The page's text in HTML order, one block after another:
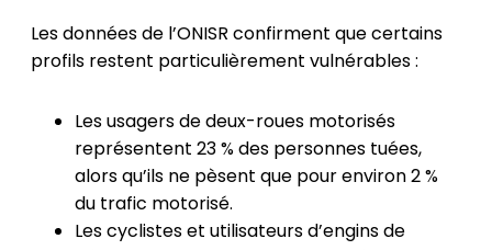
Les données de l’ONISR confirment que certains
profils restent particulièrement vulnérables :
Les usagers de deux-roues motorisés
représentent 23 % des personnes tuées,
alors qu’ils ne pèsent que pour environ 2 %
du trafic motorisé.
Les cyclistes et utilisateurs d’engins de